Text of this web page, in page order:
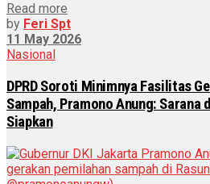
Read more
by Feri Spt
11 May 2026
Nasional
DPRD Soroti Minimnya Fasilitas
Sampah, Pramono Anung: Sarana
Siapkan